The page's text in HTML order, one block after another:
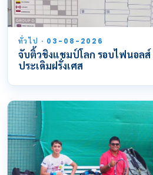
ทั่วไป · 03-08-2026
จับติ้วชิงแชมป์โลก รอบไฟนอล
ประเดิมฝรั่งเศส